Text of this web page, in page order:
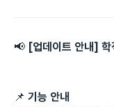
📢 [업데이트 안내] 학
📌 기능 안내